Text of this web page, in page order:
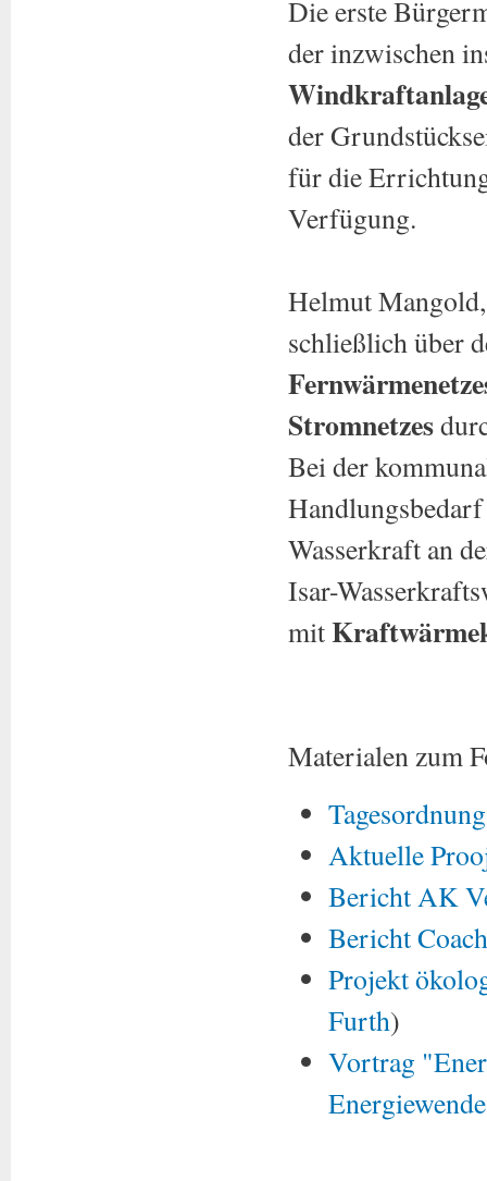
Die erste
der inzwischen
der
für die
Verfügung.
Helmut
schließlich über
Stromnetzes
Bei der
Wasserkraft an
Isar-
mit
Materialen zum
Tagesordnung
Aktuelle
Bericht AK
Bericht
Projekt
Furth)
Vortrag